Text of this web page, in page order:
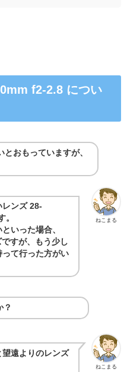
f2-2.8 につい
おもっていますが、
ねこまる
レンズ 28-
。
いった場合、
すが、もう少し
って行った方がい
？
ねこまる
遠よりのレンズ